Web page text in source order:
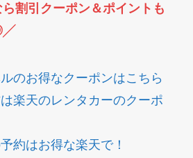
割引クーポン＆ポイントも
のお得なクーポンはこちら
楽天のレンタカーのクーポ
約はお得な楽天で！